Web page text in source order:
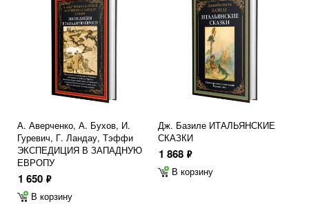
А. Аверченко, А. Бухов, И.
Гуревич, Г. Ландау, Тэффи
ЭКСПЕДИЦИЯ В ЗАПАДНУЮ
ЕВРОПУ
1 650 ф
В корзину
Дж. Базиле ИТАЛЬЯНСКИЕ
СКАЗКИ
1 868 ф
В корзину